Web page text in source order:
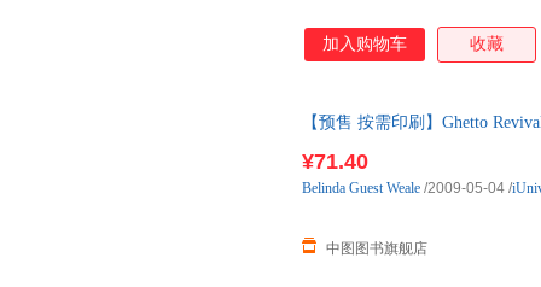
加入购物车 收藏
【预售 按需印刷】Ghetto
¥71.40
中图图书旗舰店
Belinda Guest Weale /2009-05-04 /